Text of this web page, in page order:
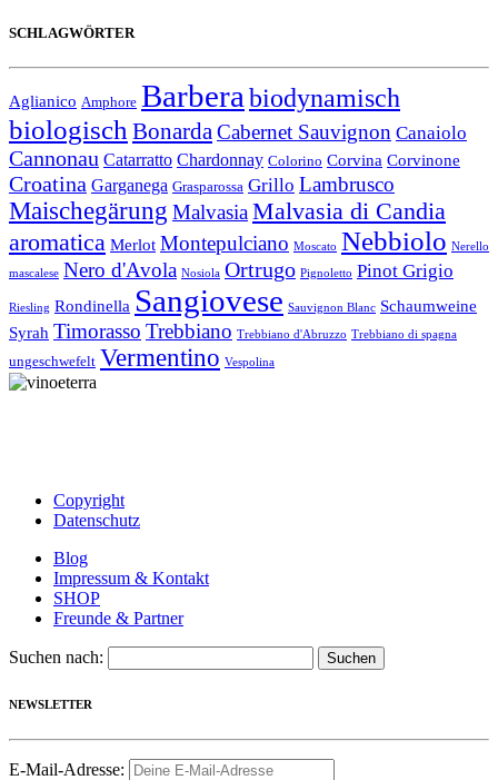
SCHLAGWÖRTER
Aglianico Amphore Barbera biodynamisch
biologisch Bonarda Cabernet Sauvignon Canaiolo
Cannonau Catarratto Chardonnay Colorino Corvina Corvinone
Croatina Garganega Grasparossa Grillo Lambrusco
Maischegärung MalvasiaMalvasia di Candia
aromatica Merlot Montepulciano Moscato Nebbiolo Nerello
mascalese Nero d'Avola Nosiola Ortrugo Pignoletto Pinot Grigio
Riesling Rondinella Sangiovese Sauvignon Blanc Schaumweine
Syrah Timorasso Trebbiano Trebbiano d'Abruzzo Trebbiano di spagna
ungeschwefelt Vermentino Vespolina
Copyright
Datenschutz
Blog
Impressum & Kontakt
SHOP
Freunde & Partner
Suchen nach:
NEWSLETTER
E-Mail-Adresse: